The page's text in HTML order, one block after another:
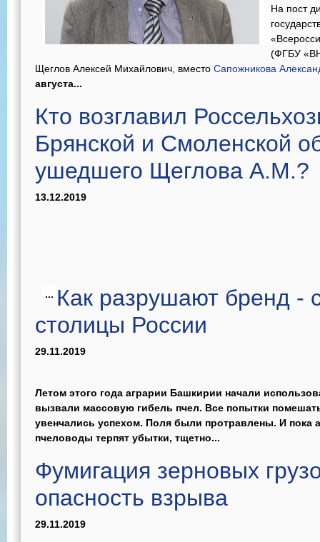
На пост
(ФГБУ
Щеглов Алексей Михайлович, вместо Сапожникова
августа...
Кто возглавил
Брянской и Смоленской
ушедшего Щеглова А.М.?
13.12.2019
... Как разрушают бренд -
столицы России
29.11.2019
Летом этого года аграрии Башкирии начали
вызвали массовую гибель пчел. Все попытки
увенчались успехом. Поля были протравлены. И пока
пчеловоды терпят убытки, тщетно...
Фумигация зерновых
опасность взрыва
29.11.2019